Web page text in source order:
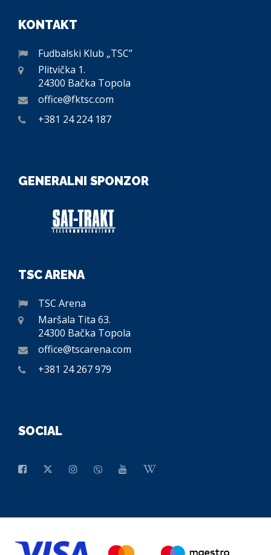
KONTAKT
Fudbalski Klub „TSC”
Plitvička 1.
24300 Bačka Topola
office@fktsc.com
+381 24 224 187
GENERALNI SPONZOR
TSC ARENA
TSC Arena
Maršala Tita 63.
24300 Bačka Topola
office@tscarena.com
+381 24 267 979
SOCIAL